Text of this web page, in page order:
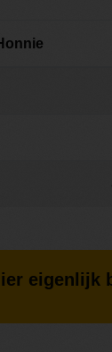
eigenlijk